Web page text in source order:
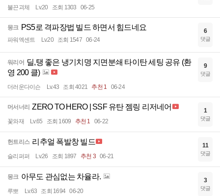
불끈괴체 Lv.20 조회 1303 06-25
몽크 PS5로 격파장법 빌드 하면서 힘드네요
파워엑센트 Lv.20 조회 1547 06-24
6
댓글
워리어 딜,탱 좋은 냉기치명 지면분쇄 타이탄 세팅 공유 (환
영 200 클)
더러운다이슨 Lv.43 조회 4021 추천 1 06-24
9
댓글
머서너리 ZERO TO HERO | SSF 유탄 젬링 리저네어
꽃와재 Lv.65 조회 1609 추천 1 06-22
1
댓글
헌트리스 리추얼 폭발창 빌드
슬리퍼퍼 Lv.26 조회 1897 추천 3 06-21
11
댓글
몽크 아무도 관심없는 차율라.
루뽀 Lv.63 조회 1694 06-20
3
댓글